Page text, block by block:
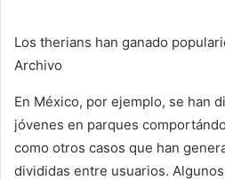
Los therians han ganado
Archivo
En México, por ejemplo, se han
jóvenes en parques
como otros casos que han
divididas entre usuarios.